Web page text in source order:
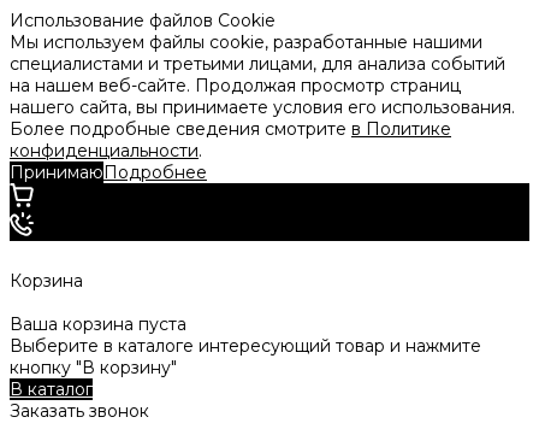
Использование файлов Cookie
Мы используем файлы cookie, разработанные нашими
специалистами и третьими лицами, для анализа событий
на нашем веб-сайте. Продолжая просмотр страниц
нашего сайта, вы принимаете условия его использования.
Более подробные сведения смотрите в Политике
конфиденциальности.
ПринимаюПодробнее
Корзина
Ваша корзина пуста
Выберите в каталоге интересующий товар и нажмите
кнопку "В корзину"
В каталог
Заказать звонок